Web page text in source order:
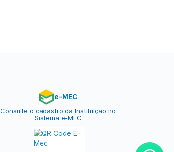
e-MEC
Consulte o cadastro da Instituição no
Sistema e-MEC